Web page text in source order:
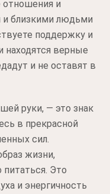
отношения и
близкими людьми
поддержку и
находятся верные
и не оставят в
руки, — это знак
в прекрасной
сил.
жизни,
питаться. Это
и энергичность